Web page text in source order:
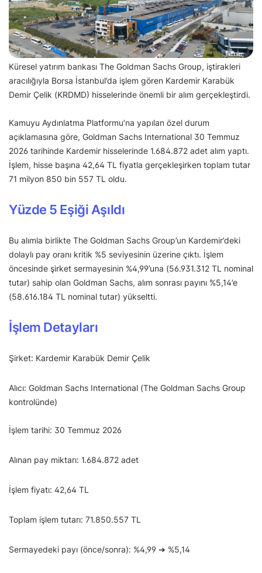
Küresel yatırım bankası The Goldman Sachs Group, iştirakleri
aracılığıyla Borsa İstanbul’da işlem gören Kardemir Karabük
Demir Çelik (KRDMD) hisselerinde önemli bir alım gerçekleştirdi.
Kamuyu Aydınlatma Platformu’na yapılan özel durum
açıklamasına göre, Goldman Sachs International 30 Temmuz
2026 tarihinde Kardemir hisselerinde 1.684.872 adet alım yaptı.
İşlem, hisse başına 42,64 TL fiyatla gerçekleşirken toplam tutar
71 milyon 850 bin 557 TL oldu.
Yüzde 5 Eşiği Aşıldı
Bu alımla birlikte The Goldman Sachs Group’un Kardemir’deki
dolaylı pay oranı kritik %5 seviyesinin üzerine çıktı. İşlem
öncesinde şirket sermayesinin %4,99’una (56.931.312 TL nominal
tutar) sahip olan Goldman Sachs, alım sonrası payını %5,14’e
(58.616.184 TL nominal tutar) yükseltti.
İşlem Detayları
Şirket: Kardemir Karabük Demir Çelik
Alıcı: Goldman Sachs International (The Goldman Sachs Group
kontrolünde)
İşlem tarihi: 30 Temmuz 2026
Alınan pay miktarı: 1.684.872 adet
İşlem fiyatı: 42,64 TL
Toplam işlem tutarı: 71.850.557 TL
Sermayedeki payı (önce/sonra): %4,99 ➔ %5,14